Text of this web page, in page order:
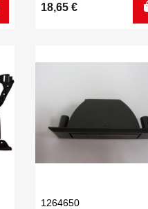
18,65 €
1264650